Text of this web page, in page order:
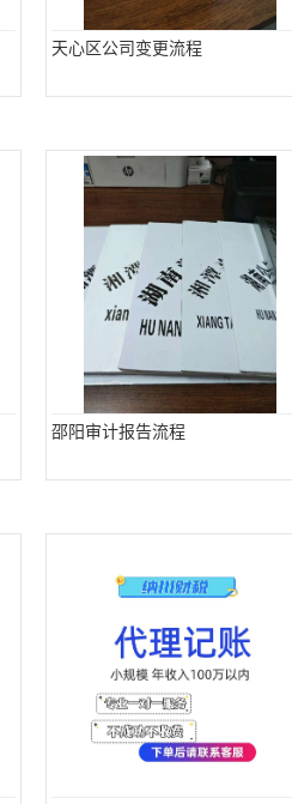
天心区公司变更流程
邵阳审计报告流程